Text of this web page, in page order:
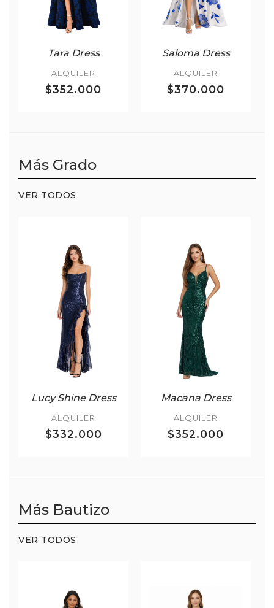
Tara Dress
ALQUILER
$352.000
Saloma Dress
ALQUILER
$370.000
Más Grado
VER TODOS
Lucy Shine Dress
ALQUILER
$332.000
Macana Dress
ALQUILER
$352.000
Más Bautizo
VER TODOS